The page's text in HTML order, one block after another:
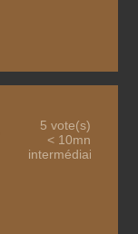
5 vote(s)
< 10mn
intermédiaire